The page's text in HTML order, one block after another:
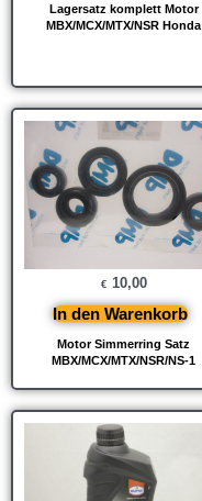
Lagersatz komplett Motor
MBX/MCX/MTX/NSR Honda
Motor Simmerring Satz
MBX/MCX/MTX/NSR/NS-1
€ 10,00
In den Warenkorb